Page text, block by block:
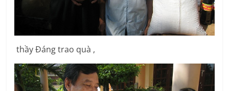
thầy Đáng trao quà ,